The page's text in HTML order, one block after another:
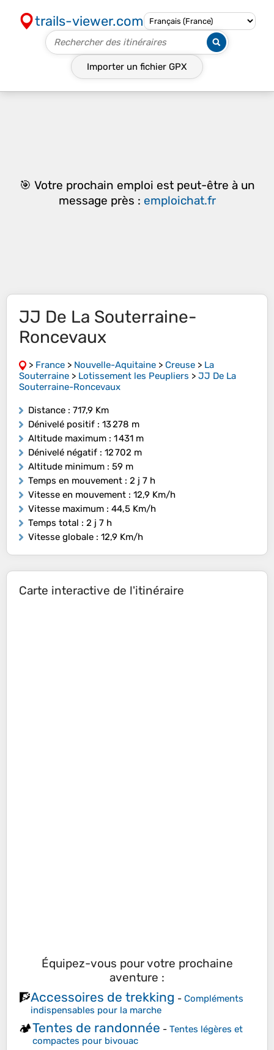
trails-viewer.com
Importer un fichier GPX
🎯 Votre prochain emploi est peut-être à un
message près : emploichat.fr
JJ De La Souterraine-
Roncevaux
> France > Nouvelle-Aquitaine > Creuse > La
Souterraine > Lotissement les Peupliers > JJ De La
Souterraine-Roncevaux
Distance : 717,9 Km
Dénivelé positif : 13 278 m
Altitude maximum : 1 431 m
Dénivelé négatif : 12 702 m
Altitude minimum : 59 m
Temps en mouvement : 2 j 7 h
Vitesse en mouvement : 12,9 Km/h
Vitesse maximum : 44,5 Km/h
Temps total : 2 j 7 h
Vitesse globale : 12,9 Km/h
Carte interactive de l'itinéraire
Équipez-vous pour votre prochaine
aventure :
🧗Accessoires de trekking - Compléments
indispensables pour la marche
🏕️Tentes de randonnée - Tentes légères et
compactes pour bivouac